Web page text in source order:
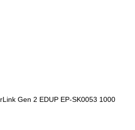
Gen 2 EDUP EP-SK0053 1000